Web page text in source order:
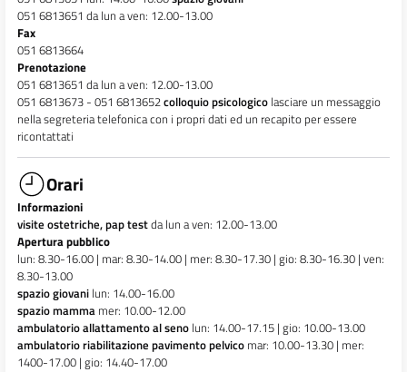
051 6813651 da lun a ven: 12.00-13.00
Fax
051 6813664
Prenotazione
051 6813651 da lun a ven: 12.00-13.00
051 6813673 - 051 6813652colloquio psicologicolasciare un messaggio
nella segreteria telefonica con i propri dati ed un recapito per essere
ricontattati
Orari
Informazioni
visite ostetriche, pap testda lun a ven: 12.00-13.00
Apertura pubblico
lun: 8.30-16.00 | mar: 8.30-14.00 | mer: 8.30-17.30 | gio: 8.30-16.30 | ven:
8.30-13.00
spazio giovanilun: 14.00-16.00
spazio mammamer: 10.00-12.00
ambulatorio allattamento al senolun: 14.00-17.15 | gio: 10.00-13.00
ambulatorio riabilitazione pavimento pelvicomar: 10.00-13.30 | mer:
1400-17.00 | gio: 14.40-17.00